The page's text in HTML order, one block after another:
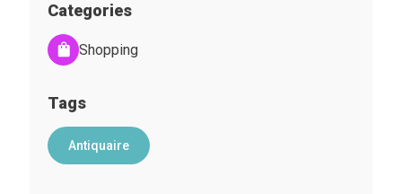
Categories
Shopping
Tags
Antiquaire